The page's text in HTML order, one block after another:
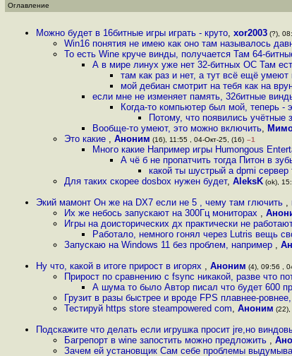
Оглавление
Можно будет в 16битные игры играть - круто, xor2003 (?),
Win16 понятия не имею как оно там называлось
То есть Wine круче винды, получается Там 64-
А в мире линух уже нет 32-битных ОС Там
там как раз и нет, а тут всё ещё умеют
мой дебиан смотрит на тебя как на
если мне не изменяет память, 32битные
Когда-то компьютер был мой, теперь -
Потому, что появились учётные
Вообще-то умеют, это можно включить,
Это какие , Аноним (16), 11:55 , 04-Окт-25, (16) –1
Много какие Например игры Humongous
А чё б не пропатчить тогда Питон в
какой ты шустрый а dpmi
Для таких скорее dosbox нужен будет, AleksK (ok),
Экий мамонт Он же на DX7 если не 5 , чему там глючить ,
Их же небось запускают на 300Гц мониторах ,
Игры на доисторических дх практически не
Работало, немного гонял через Lutris вещь
Запускаю на Windows 11 без проблем, например ,
Ну что, какой в итоге прирост в игорях , Аноним (4), 09:56 ,
Прирост по сравнению с fsync никакой, разве что
А шума то было Автор писал что будет 600
Грузит в разы быстрее и вроде FPS плавнее-
Тестируй https store steampowered com, Аноним
Подскажите что делать если игрушка просит jre,но
Багрепорт в wine запостить можно предложить ,
Зачем ей установщик Сам себе проблемы